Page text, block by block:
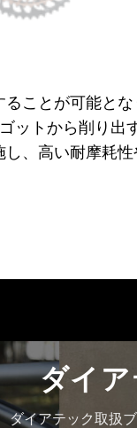
ことが可能と
ットから削り
、高い耐摩耗
ダイ
ダイアテック取扱